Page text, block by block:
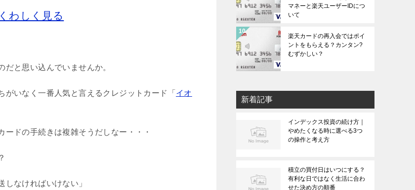
わしく見る
と思い込んでいませんか。
いなく一番人気と言えるクレジットカード「 イオ
ドの手続きは複雑そうだしなー・・・
しなければいけない」
マネーと楽天ユーザーIDにつ
いて
楽天カードの再入会ではポイ
ントをもらえる？カンタン?
むずかしい？
新着記事
インデックス投資の続け方｜
やめたくなる時に選べる3つ
の操作と考え方
積立の買付日はいつにする？
有利な日ではなく生活に合わ
せた決め方の順番